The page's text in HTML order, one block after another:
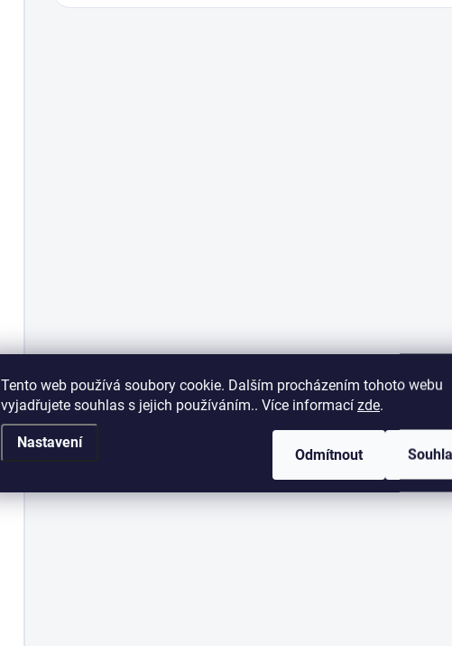
Tento web používá soubory cookie. Dalším procházením tohoto webu
vyjadřujete souhlas s jejich používáním.. Více informací zde.
Nastavení
Odmítnout